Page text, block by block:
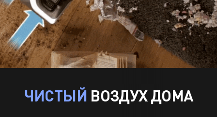
ЧИСТЫЙ ВОЗДУХ ДОМА